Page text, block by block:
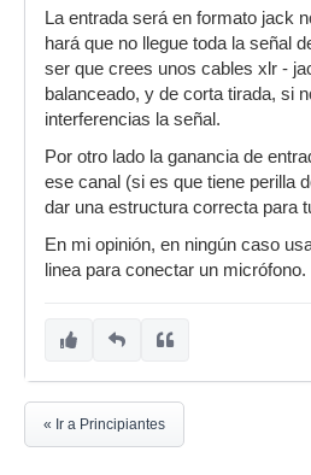
La entrada será en formato jack
hará que no llegue toda la señal
ser que crees unos cables xlr -
balanceado, y de corta tirada, si
interferencias la señal.
Por otro lado la ganancia de
ese canal (si es que tiene perilla
dar una estructura correcta para
En mi opinión, en ningún caso
linea para conectar un micrófono.
« Ir a Principiantes